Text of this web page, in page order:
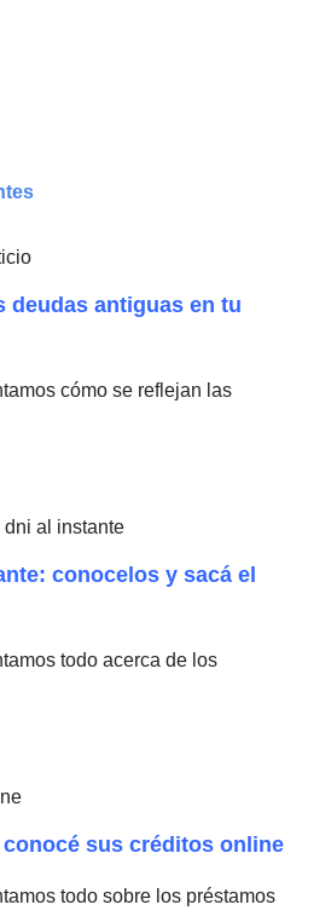
deudas antiguas en tu
cómo se reflejan las
conocelos y sacá el
todo acerca de los
conocé sus créditos online
todo sobre los préstamos